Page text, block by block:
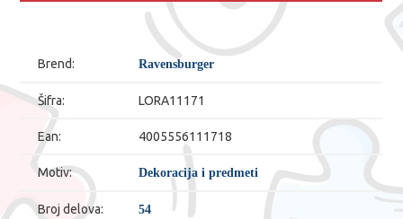
Brend: Ravensburger
Šifra: LORA11171
Ean: 4005556111718
Motiv: Dekoracija i predmeti
Broj delova: 54